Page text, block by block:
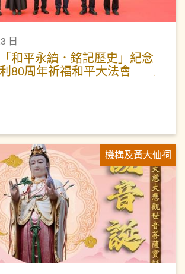
日
和平永續．銘記歷史」紀念
80周年祈福和平大法會
機構及黃大仙祠